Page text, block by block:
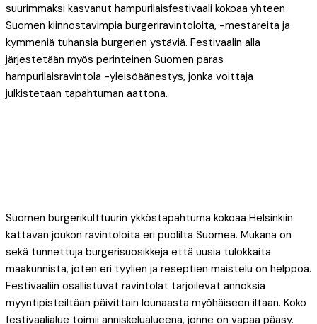
suurimmaksi kasvanut hampurilaisfestivaali kokoaa yhteen
Suomen kiinnostavimpia burgeriravintoloita, -mestareita ja
kymmeniä tuhansia burgerien ystäviä. Festivaalin alla
järjestetään myös perinteinen Suomen paras
hampurilaisravintola -yleisöäänestys, jonka voittaja
julkistetaan tapahtuman aattona.
Suomen burgerikulttuurin ykköstapahtuma kokoaa Helsinkiin
kattavan joukon ravintoloita eri puolilta Suomea. Mukana on
sekä tunnettuja burgerisuosikkeja että uusia tulokkaita
maakunnista, joten eri tyylien ja reseptien maistelu on helppoa.
Festivaaliin osallistuvat ravintolat tarjoilevat annoksia
myyntipisteiltään päivittäin lounaasta myöhäiseen iltaan. Koko
festivaalialue toimii anniskelualueena, jonne on vapaa pääsy.